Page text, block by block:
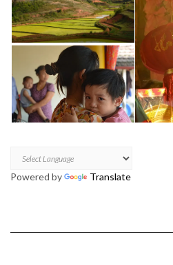
Powered by Translate